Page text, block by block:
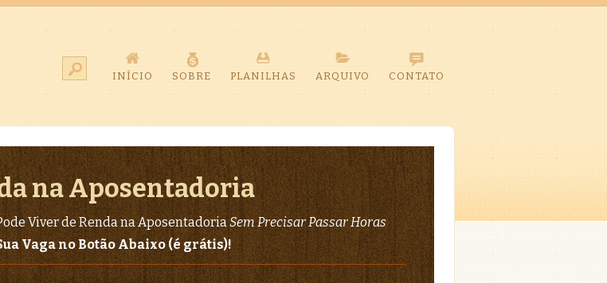
INÍCIO SOBRE PLANILHAS ARQUIVO CONTATO
na Aposentadoria
Viver de Renda na AposentadoriaSem Precisar Passar Horas
Vaga no Botão Abaixo (é grátis)!